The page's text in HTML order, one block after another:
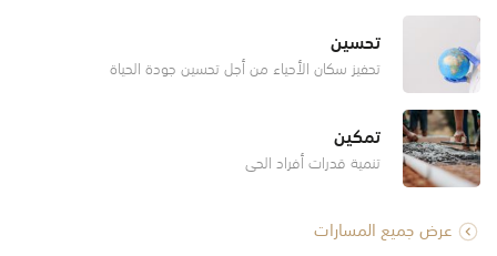
تحسين
تحفيز سكان الأحياء من أجل تحسين جودة الحياة
تمكين
تنمية قدرات أفراد الحي
عرض جميع المسارات